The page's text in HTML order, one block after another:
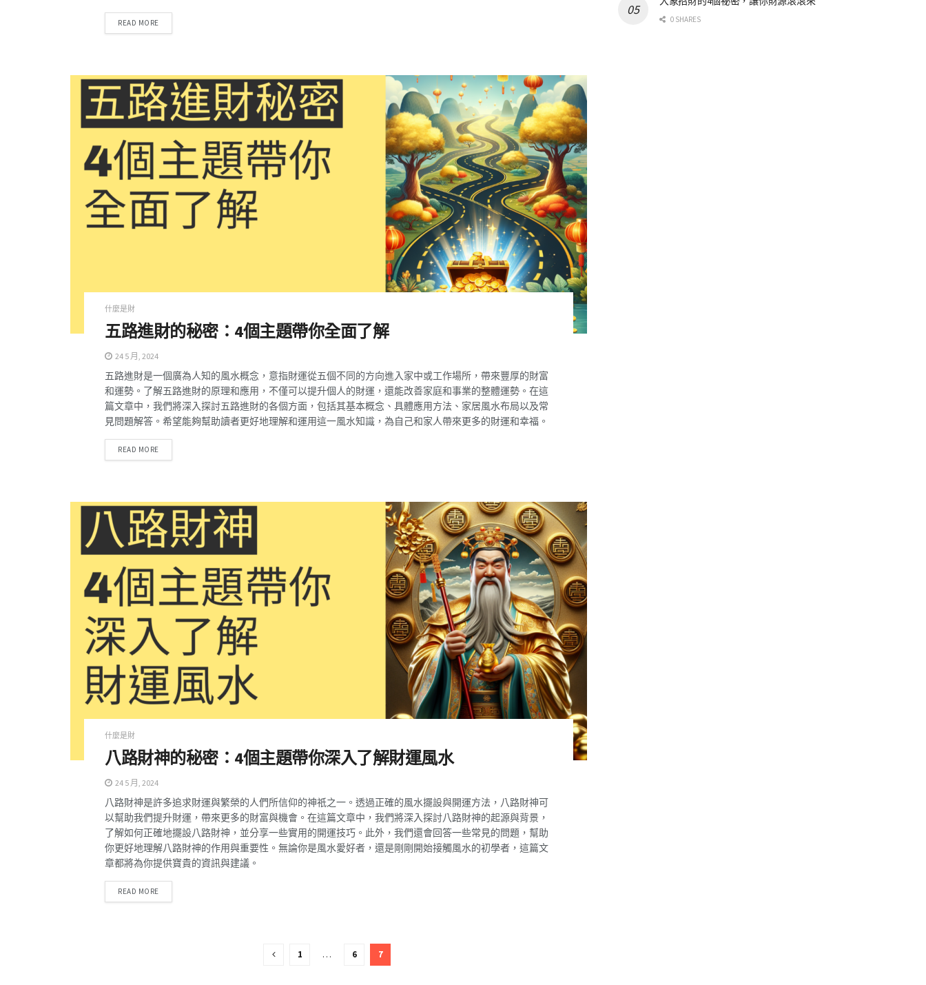
READ MOREDETAILS
什麼是財
五路進財的秘密：4個主題帶你全面了解
24 5 月, 2024
五路進財是一個廣為人知的風水概念，意指財運從五個不同的方向進入家中或工作場所，帶來豐厚的財富
和運勢。了解五路進財的原理和應用，不僅可以提升個人的財運，還能改善家庭和事業的整體運勢。在這
篇文章中，我們將深入探討五路進財的各個方面，包括其基本概念、具體應用方法、家居風水布局以及常
見問題解答。希望能夠幫助讀者更好地理解和運用這一風水知識，為自己和家人帶來更多的財運和幸福。
READ MOREDETAILS
什麼是財
八路財神的秘密：4個主題帶你深入了解財運風水
24 5 月, 2024
八路財神是許多追求財運與繁榮的人們所信仰的神祇之一。透過正確的風水擺設與開運方法，八路財神可
以幫助我們提升財運，帶來更多的財富與機會。在這篇文章中，我們將深入探討八路財神的起源與背景，
了解如何正確地擺設八路財神，並分享一些實用的開運技巧。此外，我們還會回答一些常見的問題，幫助
你更好地理解八路財神的作用與重要性。無論你是風水愛好者，還是剛剛開始接觸風水的初學者，這篇文
章都將為你提供寶貴的資訊與建議。
READ MOREDETAILS
1 … 6 7
0 SHARES